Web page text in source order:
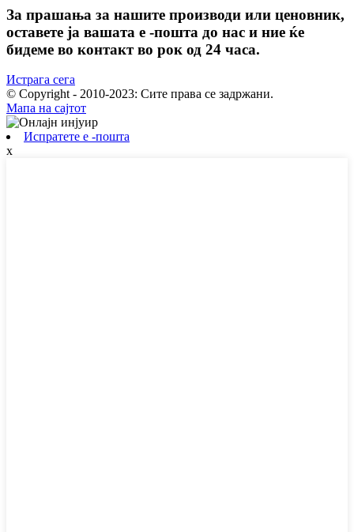
За прашања за нашите производи или ценовник,
оставете ја вашата е -пошта до нас и ние ќе
бидеме во контакт во рок од 24 часа.
Истрага сега
© Copyright - 2010-2023: Сите права се задржани.
Мапа на сајтот
Испратете е -пошта
x